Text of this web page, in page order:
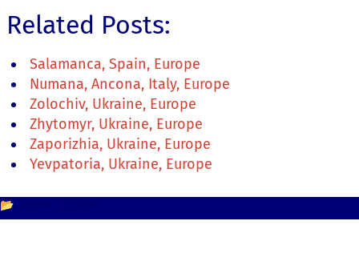
Related Posts:
Salamanca, Spain, Europe
Numana, Ancona, Italy, Europe
Zolochiv, Ukraine, Europe
Zhytomyr, Ukraine, Europe
Zaporizhia, Ukraine, Europe
Yevpatoria, Ukraine, Europe
📂